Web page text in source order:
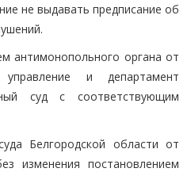
не выдавать предписание об
антимонопольного органа от
и департамент
суд с соответствующим
Белгородской области от
изменения постановлением